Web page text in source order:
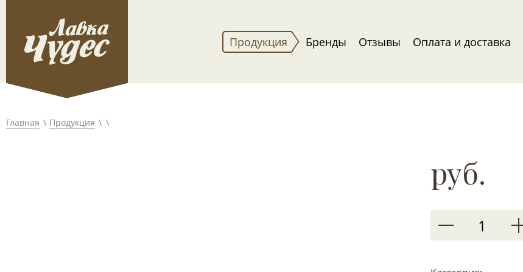
Продукция Бренды Отзывы Оплата и доставка
Главная Продукция
руб.